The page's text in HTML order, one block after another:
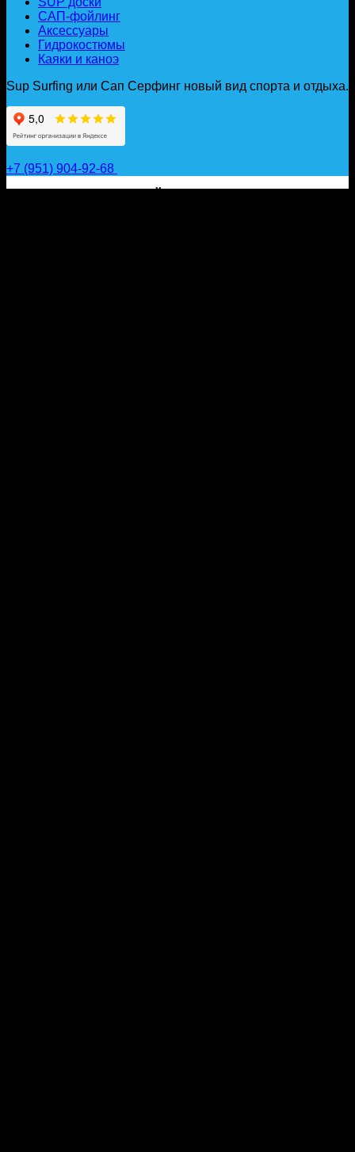
САП-фойлинг
Аксессуары
Гидрокостюмы
Каяки и каноэ
Sup Surfing или Сап Серфинг новый вид спорта и отдыха.
+7 (951) 904-92-68